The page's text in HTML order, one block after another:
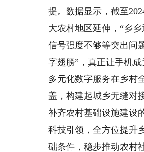
提。数据显示，截至
大农村地区延伸，“乡
信号强度不够等突出问
字翅膀”，真正让手机
多元化数字服务在乡村
盖，构建起城乡无缝对
补齐农村基础设施建设
科技引领，全方位提升
础条件，稳步推动农村